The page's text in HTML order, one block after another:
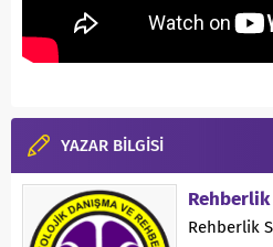
YAZAR BİLGİSİ
Rehberlik